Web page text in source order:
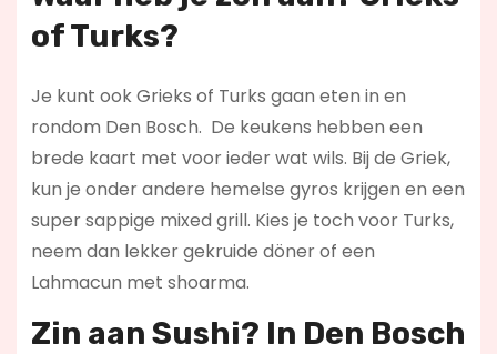
of Turks?
Je kunt ook Grieks of Turks gaan eten in en
rondom Den Bosch. De keukens hebben een
brede kaart met voor ieder wat wils. Bij de Griek,
kun je onder andere hemelse gyros krijgen en een
super sappige mixed grill. Kies je toch voor Turks,
neem dan lekker gekruide döner of een
Lahmacun met shoarma.
Zin aan Sushi? In Den Bosch